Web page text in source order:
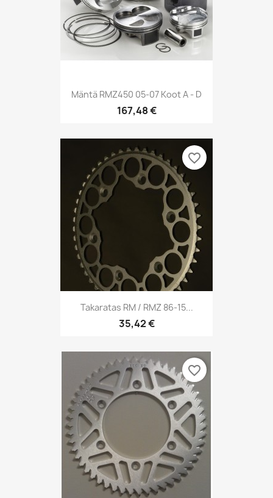
Mäntä RMZ450 05-07 Koot A - D
167,48 €
Takaratas RM / RMZ 86-15...
35,42 €
favorite_border
favorite_border